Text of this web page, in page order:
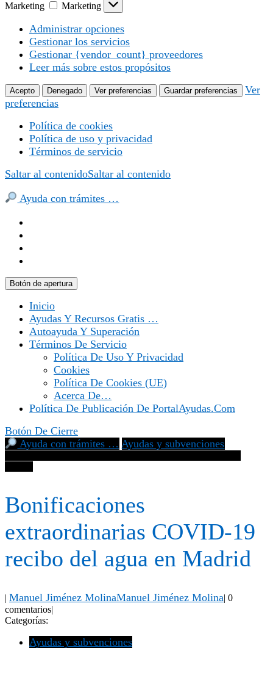
Marketing
Marketing
Administrar opciones
Gestionar los servicios
Gestionar {vendor_count} proveedores
Leer más sobre estos propósitos
Acepto Denegado Ver preferencias Guardar preferencias
Ver
preferencias
Política de cookies
Política de uso y privacidad
Términos de servicio
Saltar al contenidoSaltar al contenido
Ayuda con trámites …
Botón de apertura
Inicio
Ayudas Y Recursos Gratis …
Autoayuda Y Superación
Términos De Servicio
Política De Uso Y Privacidad
Cookies
Política De Cookies (UE)
Acerca De…
Política De Publicación De PortalAyudas.com
Botón De Cierre
Ayuda con trámites … Ayudas y subvenciones
Bonificaciones
extraordinarias COVID-19
recibo del agua en Madrid
| Manuel Jiménez MolinaManuel Jiménez Molina| 0
comentarios|
Categorías:
Ayudas y subvenciones